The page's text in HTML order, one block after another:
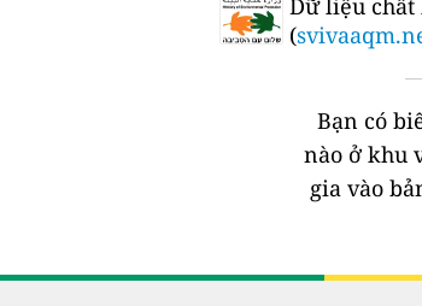
Dữ liệu
(
Bạn có
nào ở khu
gia vào